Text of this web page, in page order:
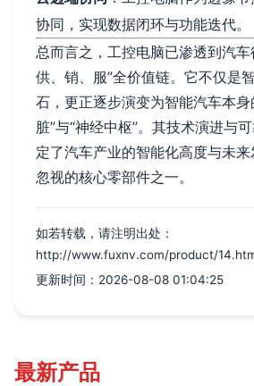
协同，实现数据闭环与功能迭代。
总而言之，工控电脑已渗透到汽车
供、销、服”全价值链。它不仅是
石，更正逐步演变为智能汽车本身
脏”与“神经中枢”。其技术演进与
定了汽车产业的智能化高度与未
忽视的核心零部件之一。
如若转载，请注明出处：
http://www.fuxnv.com/product/
更新时间：2026-08-08 01:04:25
最新产品